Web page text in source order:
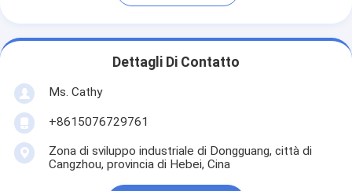
Dettagli Di Contatto
Ms. Cathy
+8615076729761
Zona di sviluppo industriale di Dongguang, città di
Cangzhou, provincia di Hebei, Cina